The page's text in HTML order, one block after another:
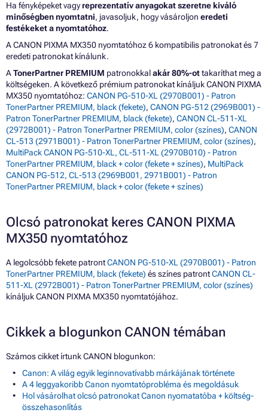
Ha fényképeket vagyreprezentatív anyagokat szeretne kiváló
minőségben nyomtatni, javasoljuk, hogy vásároljon eredeti
festékeket a nyomtatóhoz.
A CANON PIXMA MX350 nyomtatóhoz 6 kompatibilis patronokat és 7
eredeti patronokat kínálunk.
ATonerPartner PREMIUM patronokkalakár 80%-ottakaríthat meg a
költségeken. A következő prémium patronokat kínáljuk CANON PIXMA
MX350 nyomtatóhoz: CANON PG-510-XL (2970B001) - Patron
TonerPartner PREMIUM, black (fekete), CANON PG-512 (2969B001) -
Patron TonerPartner PREMIUM, black (fekete), CANON CL-511-XL
(2972B001) - Patron TonerPartner PREMIUM, color (színes), CANON
CL-513 (2971B001) - Patron TonerPartner PREMIUM, color (színes),
MultiPack CANON PG-510-XL, CL-511-XL (2970B010) - Patron
TonerPartner PREMIUM, black + color (fekete + színes), MultiPack
CANON PG-512, CL-513 (2969B001, 2971B001) - Patron
TonerPartner PREMIUM, black + color (fekete + színes)
Olcsó patronokat keres CANON PIXMA
MX350 nyomtatóhoz
A legolcsóbb fekete patrontCANON PG-510-XL (2970B001) - Patron
TonerPartner PREMIUM, black (fekete) és színes patrontCANON CL-
511-XL (2972B001) - Patron TonerPartner PREMIUM, color (színes)
kínáljuk CANON PIXMA MX350 nyomtatójához.
Cikkek a blogunkon CANON témában
Számos cikket írtunk CANON blogunkon:
Canon: A világ egyik leginnovatívabb márkájának története
A 4 leggyakoribb Canon nyomtatóprobléma és megoldásuk
Hol vásárolhat olcsó patronokat Canon nyomatatóba + költség-
összehasonlítás